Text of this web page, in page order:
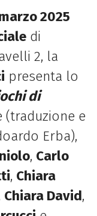
2025
di
2, la
presenta lo
di
(traduzione e
Erba),
, Carlo
, Chiara
Chiara David,